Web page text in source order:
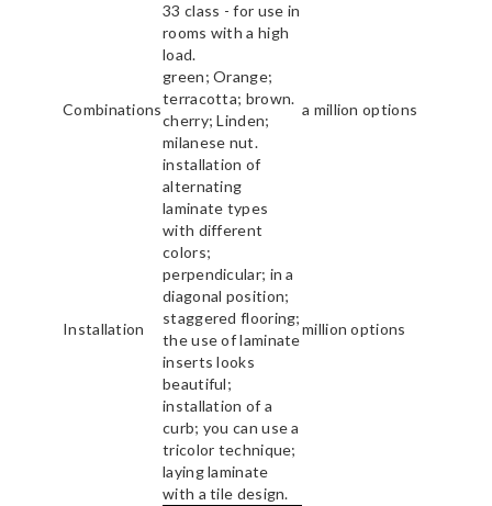
33 class - for use in
rooms with a high
load.
Combinations
green; Orange;
terracotta; brown.
cherry; Linden;
milanese nut.
a million options
Installation
installation of
alternating
laminate types
with different
colors;
perpendicular; in a
diagonal position;
staggered flooring;
the use of laminate
inserts looks
beautiful;
installation of a
curb; you can use a
tricolor technique;
laying laminate
with a tile design.
million options